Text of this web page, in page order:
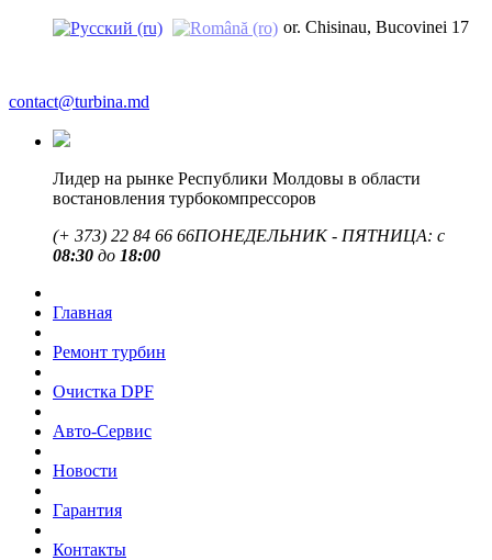
or. Chisinau, Bucovinei 17
contact@turbina.md
Лидер на рынке Республики Молдовы в области
востановления турбокомпрессоров
(+ 373) 22 84 66 66ПОНЕДЕЛЬНИК - ПЯТНИЦА: с
08:30 до 18:00
Главная
Ремонт турбин
Очистка DPF
Авто-Сервис
Новости
Гарантия
Контакты